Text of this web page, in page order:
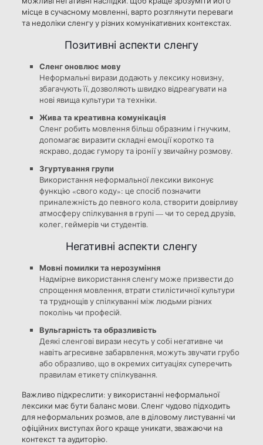
місце в сучасному мовленні, варто розглянути переваги
та недоліки сленгу у різних комунікативних контекстах.
Позитивні аспекти сленгу
Сленг оновлює мову
Неформальні вирази додають у лексику новизну,
збагачують її, дозволяють швидко відреагувати на
нові явища культури та техніки.
Жива та креативна комунікація
Сленг робить мовлення більш образним і гнучким,
допомагає виразити складні емоції коротко та
яскраво, додає гумору та іронії у звичайну розмову.
Згуртування групи
Використання неформальної лексики виконує
функцію «свого коду»: це спосіб позначити
приналежність до певного кола, створити довірливу
атмосферу спілкування в групі — чи то серед друзів,
колег, геймерів чи студентів.
Негативні аспекти сленгу
Мовні помилки та нерозуміння
Надмірне використання сленгу може призвести до
спрощення мовлення, втрати стилістичної культури
та труднощів у спілкуванні між людьми різних
поколінь чи професій.
Вульгарність та образливість
Деякі сленгові вирази несуть у собі негативне чи
навіть агресивне забарвлення, можуть звучати грубо
або образливо, що в окремих ситуаціях суперечить
правилам етикету спілкування.
Важливо підкреслити: у використанні неформальної
лексики має бути баланс мови. Сленг чудово підходить
для неформальних розмов, але в діловому листуванні чи
офіційних виступах його краще уникати, зважаючи на
контекст та аудиторію.